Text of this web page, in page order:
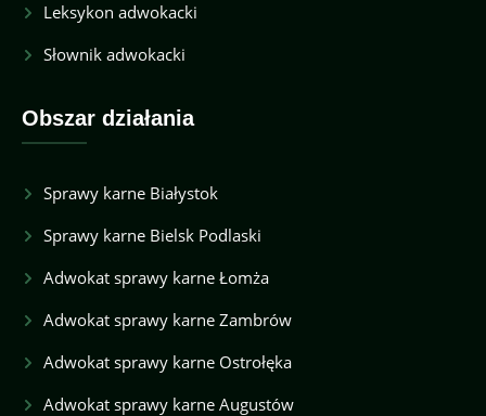
Leksykon adwokacki
Słownik adwokacki
Obszar działania
Sprawy karne Białystok
Sprawy karne Bielsk Podlaski
Adwokat sprawy karne Łomża
Adwokat sprawy karne Zambrów
Adwokat sprawy karne Ostrołęka
Adwokat sprawy karne Augustów